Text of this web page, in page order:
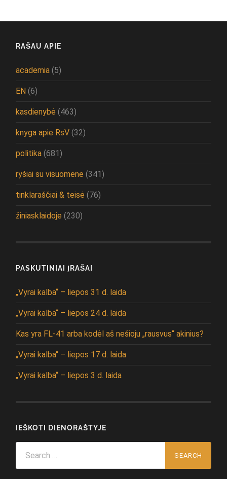
RAŠAU APIE
academia (5)
EN (6)
kasdienybė (463)
knyga apie RsV (32)
politika (681)
ryšiai su visuomene (341)
tinklaraščiai & teisė (76)
žiniasklaidoje (230)
PASKUTINIAI ĮRAŠAI
„Vyrai kalba“ – liepos 31 d. laida
„Vyrai kalba“ – liepos 24 d. laida
Kas yra FL-41 arba kodėl aš nešioju „rausvus“ akinius?
„Vyrai kalba“ – liepos 17 d. laida
„Vyrai kalba“ – liepos 3 d. laida
IEŠKOTI DIENORAŠTYJE
for: